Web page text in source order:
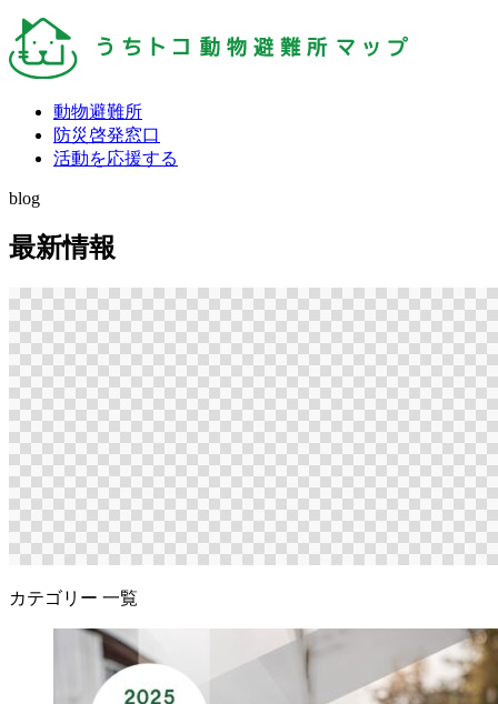
動物避難所
防災啓発窓口
活動を応援する
blog
最新情報
カテゴリー 一覧